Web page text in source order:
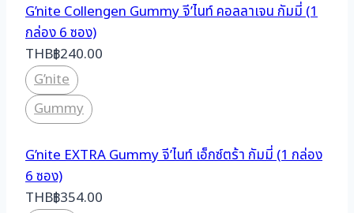
G’nite Collengen Gummy จี’ไนท์ คอลลาเจน กัมมี่ (1
กล่อง 6 ซอง)
THB฿240.00
G’nite
Gummy
G’nite EXTRA Gummy จี’ไนท์ เอ็กซ์ตร้า กัมมี่ (1 กล่อง
6 ซอง)
THB฿354.00